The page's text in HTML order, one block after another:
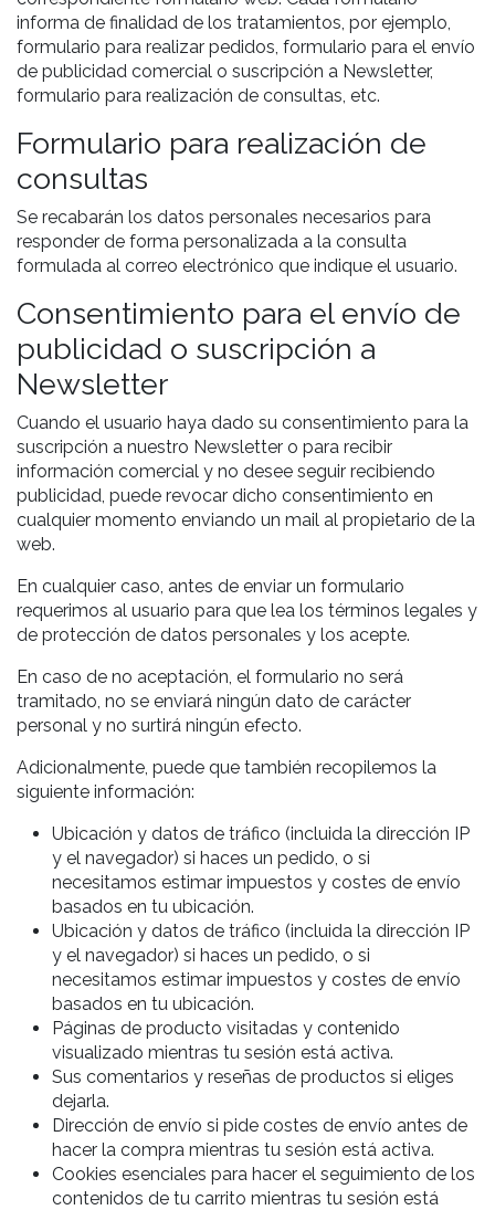
informa de finalidad de los tratamientos, por ejemplo,
formulario para realizar pedidos, formulario para el envío
de publicidad comercial o suscripción a Newsletter,
formulario para realización de consultas, etc.
Formulario para realización de
consultas
Se recabarán los datos personales necesarios para
responder de forma personalizada a la consulta
formulada al correo electrónico que indique el usuario.
Consentimiento para el envío de
publicidad o suscripción a
Newsletter
Cuando el usuario haya dado su consentimiento para la
suscripción a nuestro Newsletter o para recibir
información comercial y no desee seguir recibiendo
publicidad, puede revocar dicho consentimiento en
cualquier momento enviando un mail al propietario de la
web.
En cualquier caso, antes de enviar un formulario
requerimos al usuario para que lea los términos legales y
de protección de datos personales y los acepte.
En caso de no aceptación, el formulario no será
tramitado, no se enviará ningún dato de carácter
personal y no surtirá ningún efecto.
Adicionalmente, puede que también recopilemos la
siguiente información:
Ubicación y datos de tráfico (incluida la dirección IP
y el navegador) si haces un pedido, o si
necesitamos estimar impuestos y costes de envío
basados en tu ubicación.
Ubicación y datos de tráfico (incluida la dirección IP
y el navegador) si haces un pedido, o si
necesitamos estimar impuestos y costes de envío
basados en tu ubicación.
Páginas de producto visitadas y contenido
visualizado mientras tu sesión está activa.
Sus comentarios y reseñas de productos si eliges
dejarla.
Dirección de envío si pide costes de envío antes de
hacer la compra mientras tu sesión está activa.
Cookies esenciales para hacer el seguimiento de los
contenidos de tu carrito mientras tu sesión está